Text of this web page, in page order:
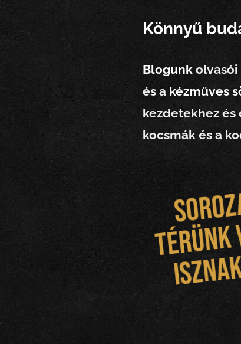
Könnyű
Blogunkolvasói
és a kézműves
kezdetekhez
kocsmák és a